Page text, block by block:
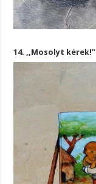
14. ,,Mosolyt kérek!”